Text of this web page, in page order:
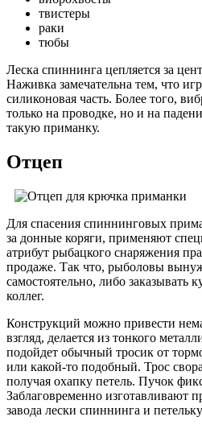
твистеры
раки
тюбы
Леска спиннинга цепляется за
Наживка замечательна тем, что
силиконовая часть. Более того,
только на проводке, но и на
такую приманку.
Отцеп
Для спасения спиннинговых
за донные коряги, применяют
атрибут рыбацкого снаряжения
продаже. Так что, рыболовы
самостоятельно, либо заказывать
коллег.
Конструкций можно привести
взгляд, делается из тонкого
подойдет обычный тросик от
или какой-то подобный. Трос
получая охапку петель. Пучок
Заблаговременно изготавливают
завода лески спиннинга и